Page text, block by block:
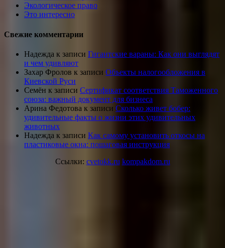
Экологическое право
Это интересно
Свежие комментарии
Надежда к записи Гигантские вараны: Как они выглядят
и чем удивляют
Захар Фролов к записи Объекты налогообложения в
Киевской Руси
Семён к записи Сертификат соответствия Таможенного
союза: важный документ для бизнеса
Арина Федотова к записи Сколько живет бобер:
удивительные факты о жизни этих удивительных
животных
Надежда к записи Как самому установить откосы на
пластиковые окна: пошаговая инструкция
Ссылки: cvetokk.ru kompakdom.ru